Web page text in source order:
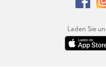
Laden Sie